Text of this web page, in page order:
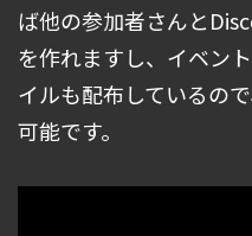
ば他の参加者さんと
を作れますし、イベン
イルも配布しているの
可能です。